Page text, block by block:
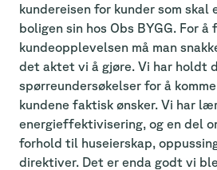
kundereisen for kunder som
boligen sin hos Obs BYGG. For å
kundeopplevelsen må man
det aktet vi å gjøre. Vi har holdt
spørreundersøkelser for å
kundene faktisk ønsker. Vi har
energieffektivisering, og en del
forhold til huseierskap,
direktiver. Det er enda godt vi